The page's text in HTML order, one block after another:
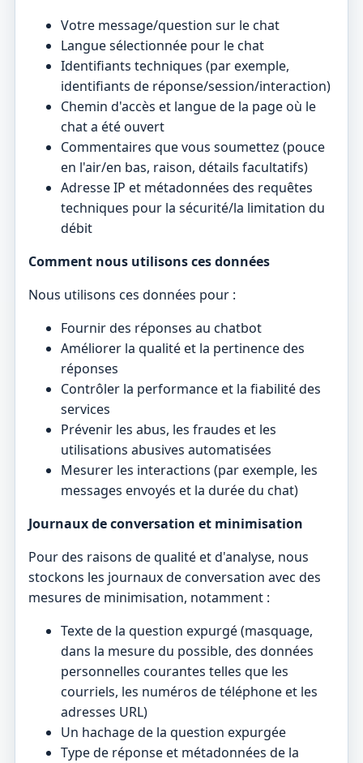
Votre message/question sur le chat
Langue sélectionnée pour le chat
Identifiants techniques (par exemple,
identifiants de réponse/session/interaction)
Chemin d'accès et langue de la page où le
chat a été ouvert
Commentaires que vous soumettez (pouce
en l'air/en bas, raison, détails facultatifs)
Adresse IP et métadonnées des requêtes
techniques pour la sécurité/la limitation du
débit
Comment nous utilisons ces données
Nous utilisons ces données pour :
Fournir des réponses au chatbot
Améliorer la qualité et la pertinence des
réponses
Contrôler la performance et la fiabilité des
services
Prévenir les abus, les fraudes et les
utilisations abusives automatisées
Mesurer les interactions (par exemple, les
messages envoyés et la durée du chat)
Journaux de conversation et minimisation
Pour des raisons de qualité et d'analyse, nous
stockons les journaux de conversation avec des
mesures de minimisation, notamment :
Texte de la question expurgé (masquage,
dans la mesure du possible, des données
personnelles courantes telles que les
courriels, les numéros de téléphone et les
adresses URL)
Un hachage de la question expurgée
Type de réponse et métadonnées de la